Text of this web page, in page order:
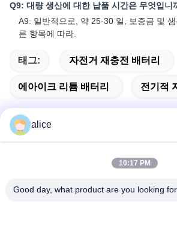
Q9: 대량 생산에 대한 납품 시간은 무엇입니
A9: 일반적으로, 약 25-30 일, 보증금 및
른 항목에 따라.
태그: 자전거 재충전 배터리
에아이크 리튬 배터리 전기적
주소
alice
10:17 PM
Good day, what product are you looking